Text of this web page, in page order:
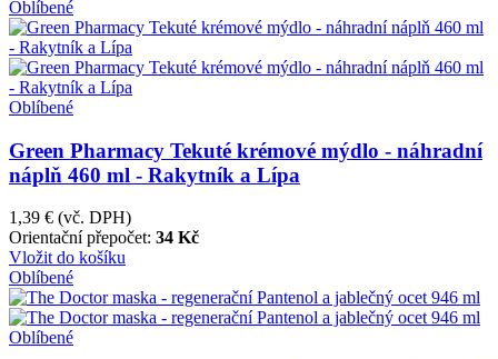
Oblíbené
Oblíbené
Green Pharmacy Tekuté krémové mýdlo - náhradní
náplň 460 ml - Rakytník a Lípa
1,39 € (vč. DPH)
Orientační přepočet: 34 Kč
Vložit do košíku
Oblíbené
Oblíbené